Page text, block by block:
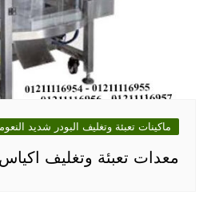
ماكينات تعبئة وتغليف البودر شديد
معدات تعبئة وتغليف